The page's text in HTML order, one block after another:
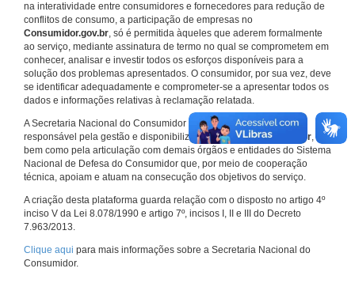
na interatividade entre consumidores e fornecedores para redução de
conflitos de consumo, a participação de empresas no
Consumidor.gov.br, só é permitida àqueles que aderem formalmente
ao serviço, mediante assinatura de termo no qual se comprometem em
conhecer, analisar e investir todos os esforços disponíveis para a
solução dos problemas apresentados. O consumidor, por sua vez, deve
se identificar adequadamente e comprometer-se a apresentar todos os
dados e informações relativas à reclamação relatada.
A Secretaria Nacional do Consumidor do Ministério da Justiça é a
responsável pela gestão e disponibilização doConsumidor.gov.br,
bem como pela articulação com demais órgãos e entidades do Sistema
Nacional de Defesa do Consumidor que, por meio de cooperação
técnica, apoiam e atuam na consecução dos objetivos do serviço.
A criação desta plataforma guarda relação com o disposto no artigo 4º
inciso V da Lei 8.078/1990 e artigo 7º, incisos I, II e III do Decreto
7.963/2013.
Clique aqui para mais informações sobre a Secretaria Nacional do
Consumidor.